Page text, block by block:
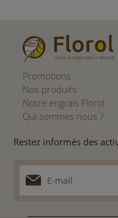
Promotions
Nos produits
Notre engrais Florol
Qui sommes nous ?
Restez informés des